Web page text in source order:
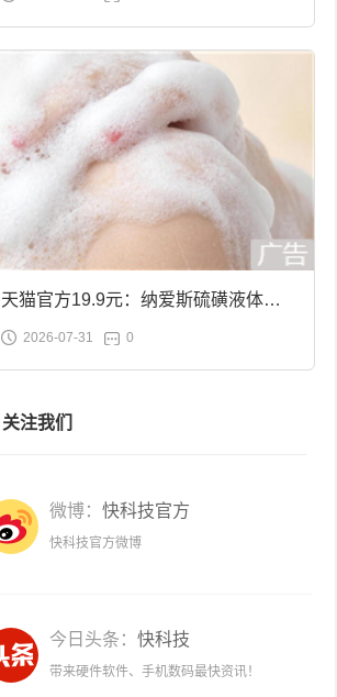
天猫官方19.9元：纳爱斯硫磺液体香
皂2斤大促
2026-07-31 0
关注我们
微博： 快科技官方
快科技官方微博
今日头条： 快科技
带来硬件软件、手机数码最快资讯！